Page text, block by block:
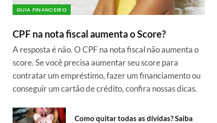
GUIA FINANCEIRO
CPF na nota fiscal aumenta o Score?
A resposta é não. O CPF na nota fiscal não aumenta o
score. Se você precisa aumentar seu score para
contratar um empréstimo, fazer um financiamento ou
conseguir um cartão de crédito, confira nossas dicas.
Como quitar todas as dívidas? Saiba